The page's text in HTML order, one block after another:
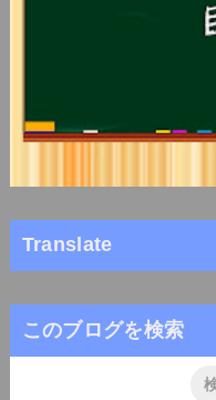
Translate
このブログを検索